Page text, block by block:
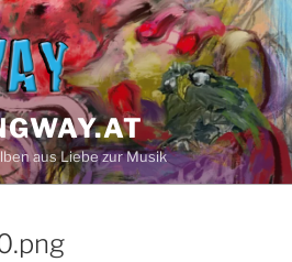
aus Liebe zur Musik